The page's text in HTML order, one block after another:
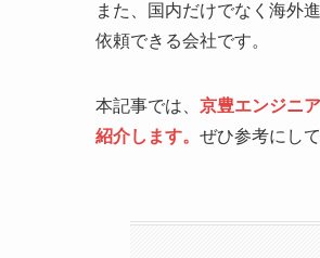
また、国内だけでなく海外
依頼できる会社です。
本記事では、 京豊エンジニ
紹介します。 ぜひ参考にし